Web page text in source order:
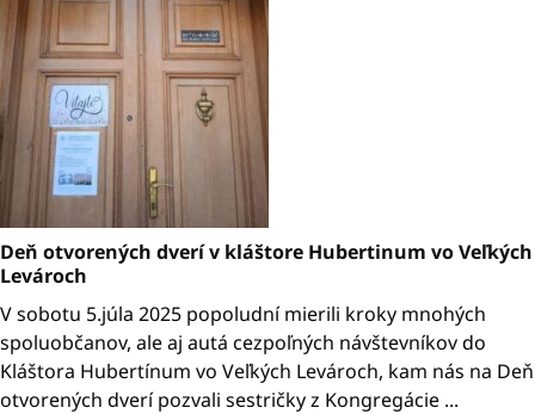
Deň otvorených dverí v kláštore Hubertinum vo Veľkých
Levároch
V sobotu 5.júla 2025 popoludní mierili kroky mnohých
spoluobčanov, ale aj autá cezpoľných návštevníkov do
Kláštora Hubertínum vo Veľkých Levároch, kam nás na Deň
otvorených dverí pozvali sestričky z Kongregácie ...